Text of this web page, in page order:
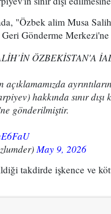
"Özbek alim Musa Salih
Gönderme
ÖZBEKİSTAN'A
hakkında sınır
gönderilmiştir.
May 9, 2026
takdirde işkence ve